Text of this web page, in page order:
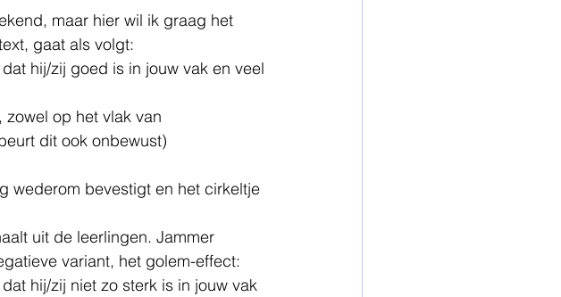
maar hier wil ik graag het
gaat als volgt:
hij/zij goed is in jouw vak en veel
op het vlak van
dit ook onbewust)
wederom bevestigt en het cirkeltje
uit de leerlingen. Jammer
variant, het golem-effect:
hij/zij niet zo sterk is in jouw vak